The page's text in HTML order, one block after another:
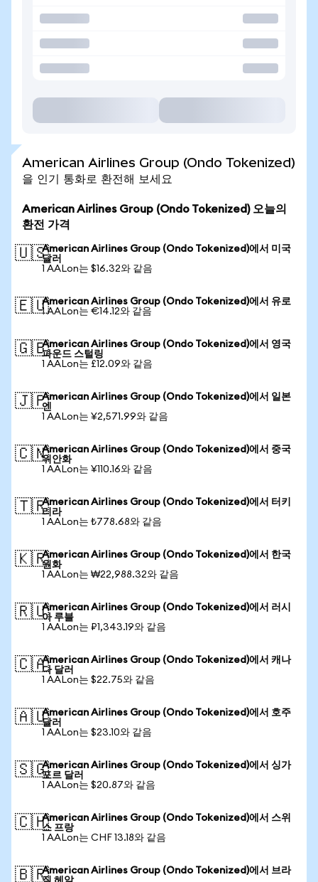
American Airlines Group (Ondo Tokenized)
을 인기 통화로 환전해 보세요
American Airlines Group (Ondo Tokenized) 오늘의
환전 가격
🇺🇸American Airlines Group (Ondo Tokenized)에서 미국
달러
1 AALon는 $16.32와 같음
🇪🇺American Airlines Group (Ondo Tokenized)에서 유로
1 AALon는 €14.12와 같음
🇬🇧American Airlines Group (Ondo Tokenized)에서 영국
파운드 스털링
1 AALon는 £12.09와 같음
🇯🇵American Airlines Group (Ondo Tokenized)에서 일본
엔
1 AALon는 ¥2,571.99와 같음
🇨🇳American Airlines Group (Ondo Tokenized)에서 중국
위안화
1 AALon는 ¥110.16와 같음
🇹🇷American Airlines Group (Ondo Tokenized)에서 터키
리라
1 AALon는 ₺778.68와 같음
🇰🇷American Airlines Group (Ondo Tokenized)에서 한국
원화
1 AALon는 ₩22,988.32와 같음
🇷🇺American Airlines Group (Ondo Tokenized)에서 러시
아 루블
1 AALon는 ₽1,343.19와 같음
🇨🇦American Airlines Group (Ondo Tokenized)에서 캐나
다 달러
1 AALon는 $22.75와 같음
🇦🇺American Airlines Group (Ondo Tokenized)에서 호주
달러
1 AALon는 $23.10와 같음
🇸🇬American Airlines Group (Ondo Tokenized)에서 싱가
포르 달러
1 AALon는 $20.87와 같음
🇨🇭American Airlines Group (Ondo Tokenized)에서 스위
스 프랑
1 AALon는 CHF 13.18와 같음
🇧🇷American Airlines Group (Ondo Tokenized)에서 브라